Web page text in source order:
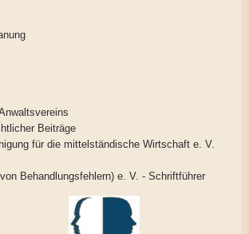
Beiträge
für die mittelständische Wirtschaft e. V.
Behandlungsfehlern) e. V. - Schriftführer